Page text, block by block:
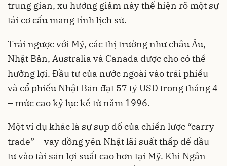
trung gian, xu hướng giảm này thể hiện rõ một sự
tái cơ cấu mang tính lịch sử.
Trái ngược với Mỹ, các thị trường như châu Âu,
Nhật Bản, Australia và Canada được cho có thể
hưởng lợi. Đầu tư của nước ngoài vào trái phiếu
và cổ phiếu Nhật Bản đạt 57 tỷ USD trong tháng 4
– mức cao kỷ lục kể từ năm 1996.
Một ví dụ khác là sự sụp đổ của chiến lược “carry
trade” – vay đồng yên Nhật lãi suất thấp để đầu
tư vào tài sản lợi suất cao hơn tại Mỹ. Khi Ngân